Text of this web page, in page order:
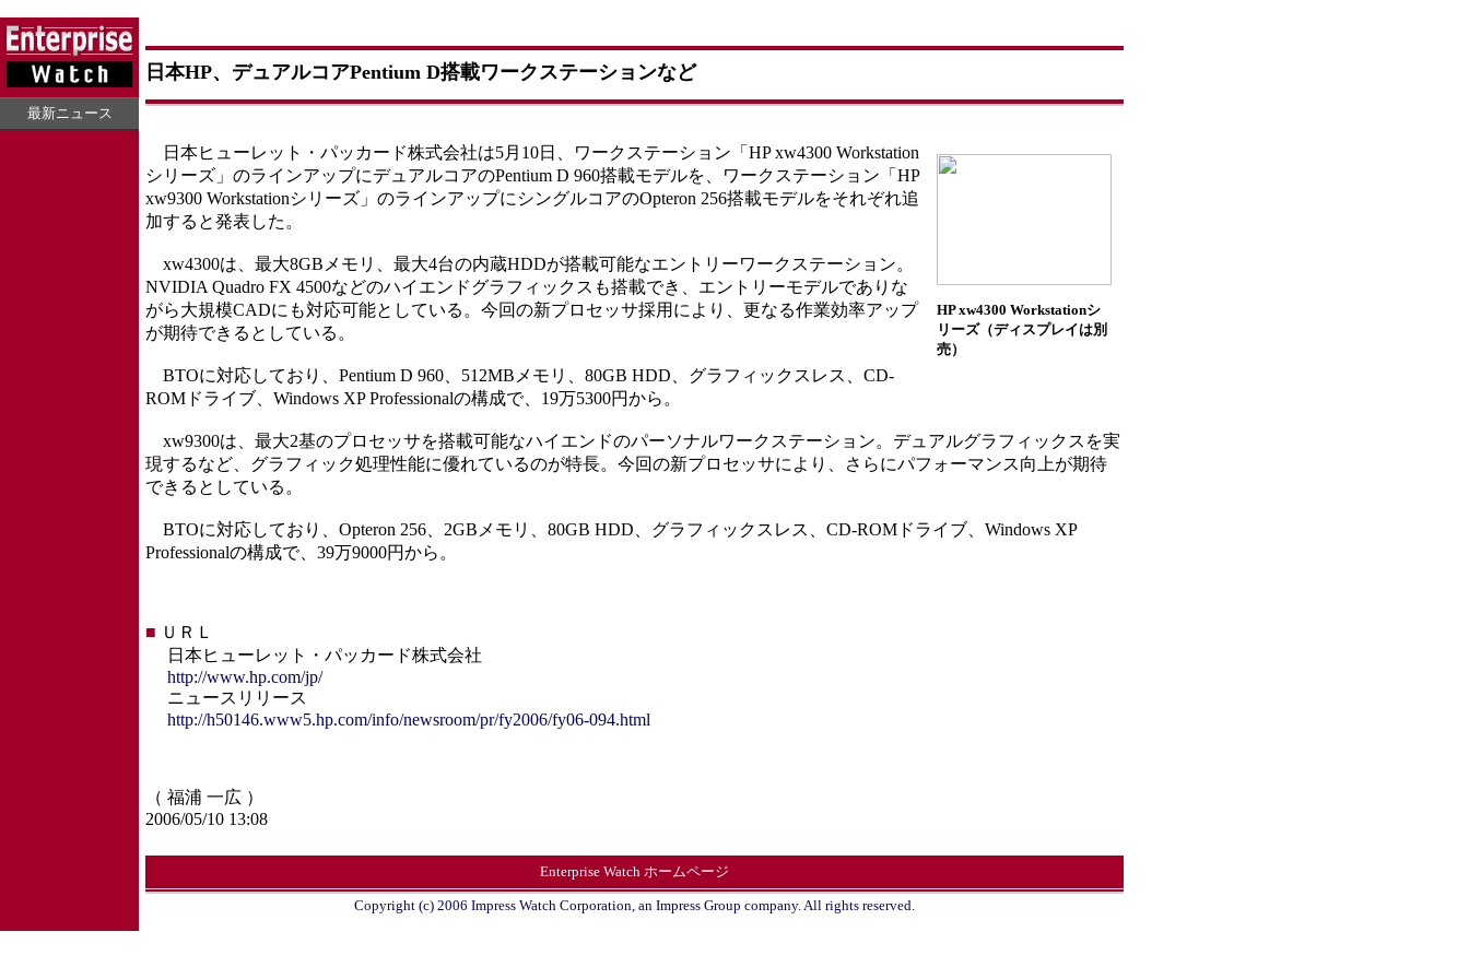
最新ニュース
日本HP、デュアルコアPentium D搭載ワークステーションなど
HP xw4300 Workstationシ
リーズ（ディスプレイは別
売）
日本ヒューレット・パッカード株式会社は5月10日、ワークステーション「HP xw4300 Workstation
シリーズ」のラインアップにデュアルコアのPentium D 960搭載モデルを、ワークステーション「HP
xw9300 Workstationシリーズ」のラインアップにシングルコアのOpteron 256搭載モデルをそれぞれ追
加すると発表した。
xw4300は、最大8GBメモリ、最大4台の内蔵HDDが搭載可能なエントリーワークステーション。
NVIDIA Quadro FX 4500などのハイエンドグラフィックスも搭載でき、エントリーモデルでありな
がら大規模CADにも対応可能としている。今回の新プロセッサ採用により、更なる作業効率アップ
が期待できるとしている。
BTOに対応しており、Pentium D 960、512MBメモリ、80GB HDD、グラフィックスレス、CD-
ROMドライブ、Windows XP Professionalの構成で、19万5300円から。
xw9300は、最大2基のプロセッサを搭載可能なハイエンドのパーソナルワークステーション。デュアルグラフィックスを実
現するなど、グラフィック処理性能に優れているのが特長。今回の新プロセッサにより、さらにパフォーマンス向上が期待
できるとしている。
BTOに対応しており、Opteron 256、2GBメモリ、80GB HDD、グラフィックスレス、CD-ROMドライブ、Windows XP
Professionalの構成で、39万9000円から。
■ ＵＲＬ
日本ヒューレット・パッカード株式会社
http://www.hp.com/jp/
ニュースリリース
http://h50146.www5.hp.com/info/newsroom/pr/fy2006/fy06-094.html
（ 福浦 一広 ）
2006/05/10 13:08
Enterprise Watch ホームページ
Copyright (c) 2006 Impress Watch Corporation, an Impress Group company. All rights reserved.